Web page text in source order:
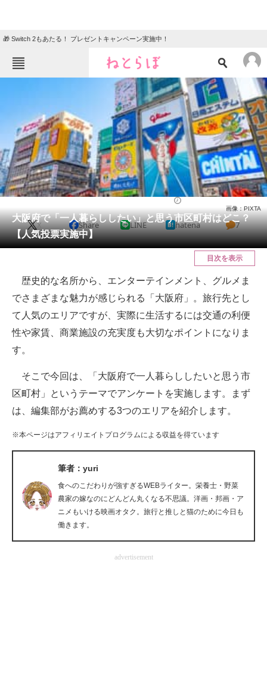
🎁 Switch 2もあたる！ プレゼントキャンペーン実施中！
ニュース
エンタメ クイズ
グルメ 地域
住まい 教育・育児
動物 リサーチ
会員記事
メディア
ITの今と未来を見通す
スマホと通信の最新トレンド
好きが集まる 比べて選べる
ビジネスと働き方のヒント
経営リーダーのコミュニティ
マーケ×ITの今がよく分かる
ITエンジニア向け専門サイト
大阪府で「一人暮らししたい」と思う市区町村はどこ？
【人気投票実施中】
画像：PIXTA
X Share LINE hatena 7
目次を表示
歴史的な名所から、エンターテインメント、グルメま
でさまざまな魅力が感じられる「大阪府」。旅行先とし
て人気のエリアですが、実際に生活するには交通の利便
性や家賃、商業施設の充実度も大切なポイントになりま
す。
そこで今回は、「大阪府で一人暮らししたいと思う市
区町村」というテーマでアンケートを実施します。まず
は、編集部がお薦めする3つのエリアを紹介します。
※本ページはアフィリエイトプログラムによる収益を得ています
筆者：yuri
食へのこだわりが強すぎるWEBライター。栄養士・野菜
農家の嫁なのにどんどん丸くなる不思議。洋画・邦画・ア
ニメもいける映画オタク。旅行と推しと猫のために今日も
働きます。
advertisement